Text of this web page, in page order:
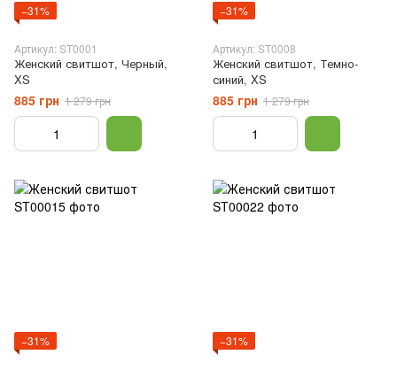
−31%
Артикул: ST0001
Женский свитшот, Черный,
XS
885 грн 1 279 грн
−31%
Артикул: ST0008
Женский свитшот, Темно-
синий, XS
885 грн 1 279 грн
−31% −31%